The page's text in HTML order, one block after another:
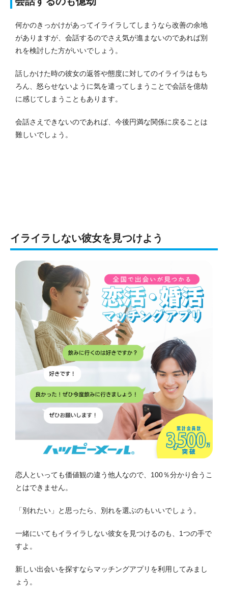
何かのきっかけがあってイライラしてしまうなら改善の余地
がありますが、会話するのでさえ気が進まないのであれば別
れを検討した方がいいでしょう。
話しかけた時の彼女の返答や態度に対してのイライラはもち
ろん、怒らせないように気を遣ってしまうことで会話を億劫
に感じてしまうこともあります。
会話さえできないのであれば、今後円満な関係に戻ることは
難しいでしょう。
イライラしない彼女を見つけよう
恋人といっても価値観の違う他人なので、100％分かり合うこ
とはできません。
「別れたい」と思ったら、別れを選ぶのもいいでしょう。
一緒にいてもイライラしない彼女を見つけるのも、1つの手で
すよ。
新しい出会いを探すならマッチングアプリを利用してみまし
ょう。